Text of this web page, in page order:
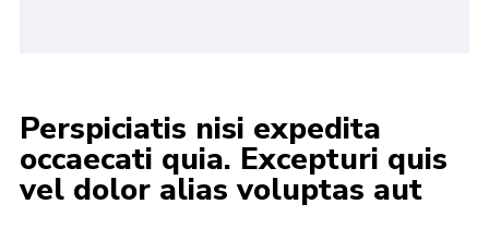
Perspiciatis nisi expedita
occaecati quia. Excepturi quis
vel dolor alias voluptas aut